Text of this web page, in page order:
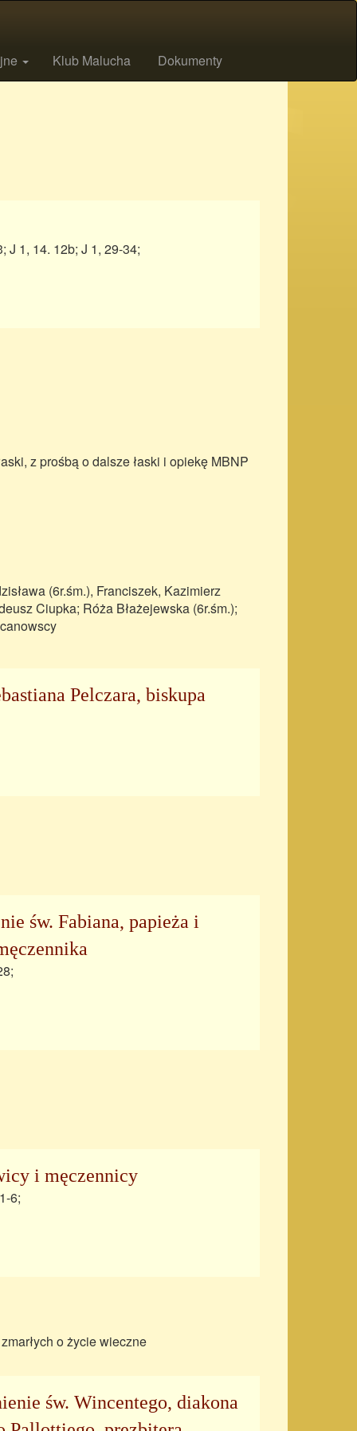
Klub Malucha Dokumenty
J 1, 14. 12b; J 1, 29-34;
z prośbą o dalsze łaski i opiekę MBNP
(6r.śm.), Franciszek, Kazimierz
Ciupka; Róża Błażejewska (6r.śm.);
Pelczara, biskupa
św. Fabiana, papieża i
i męczennicy
6;
o życie wieczne
św. Wincentego, diakona